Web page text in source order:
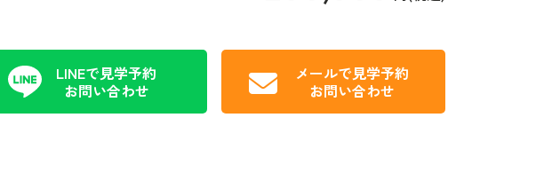
LINEで見学予約
お問い合わせ
メールで見学予約
お問い合わせ